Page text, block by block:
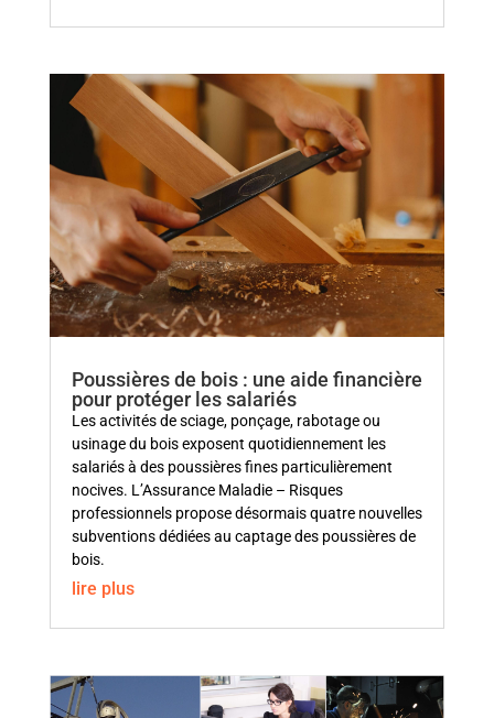
Poussières de bois : une aide financière
pour protéger les salariés
Les activités de sciage, ponçage, rabotage ou
usinage du bois exposent quotidiennement les
salariés à des poussières fines particulièrement
nocives. L’Assurance Maladie – Risques
professionnels propose désormais quatre nouvelles
subventions dédiées au captage des poussières de
bois.
lire plus